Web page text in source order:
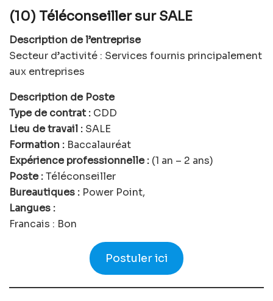
(10) Téléconseiller sur SALE
Description de l’entreprise
Secteur d’activité : Services fournis principalement
aux entreprises
Description de Poste
Type de contrat : CDD
Lieu de travail : SALE
Formation : Baccalauréat
Expérience professionnelle : (1 an – 2 ans)
Poste :Téléconseiller
Bureautiques : Power Point,
Langues :
Francais : Bon
Postuler ici